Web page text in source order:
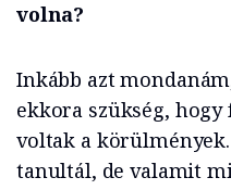
volna?
Inkább azt
ekkora szükség,
voltak a
tanultál, de valamit